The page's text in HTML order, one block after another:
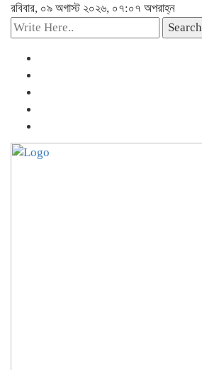
রবিবার, ০৯ অগাস্ট ২০২৬, ০৭:০৭ অপরাহ্ন
Search